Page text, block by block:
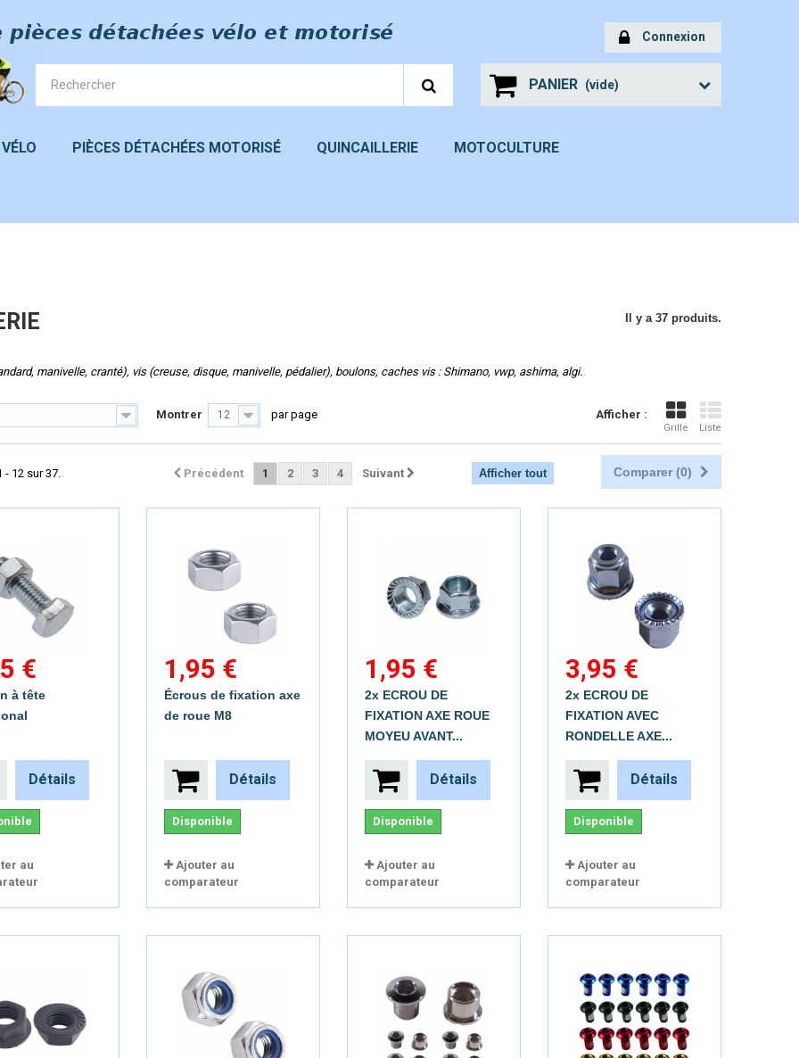
Connexion
PANIER (vide)
PIÈCES DÉTACHÉES MOTORISÉ QUINCAILLERIE MOTOCULTURE
Il y a 37 produits.
manivelle, cranté), vis (creuse, disque, manivelle, pédalier), boulons, caches vis : Shimano, vwp, ashima, algi.
Afficher :
Grille Liste
Montrer 12 par page
Comparer (0)
Afficher tout
Précédent 1 2 3 4 Suivant
- 12 sur 37.
rapide
€
à tête
Détails
au
Aperçu rapide
1,95 €
Écrous de fixation axe
de roue M8
Détails
Disponible
Ajouter au
comparateur
Aperçu rapide
1,95 €
2x ECROU DE
FIXATION AXE ROUE
MOYEU AVANT...
Détails
Disponible
Ajouter au
comparateur
3,95 €
2x ECROU DE
FIXATION AVEC
RONDELLE AXE...
Détails
Disponible
Ajouter au
comparateur
rapide Aperçu rapide Aperçu rapide Aperçu rapide